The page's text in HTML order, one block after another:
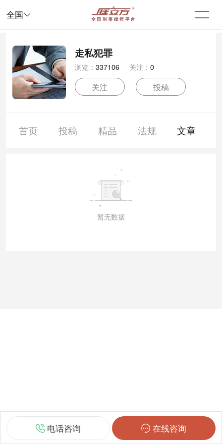
全国 
走私犯罪
浏览： 337106关注： 0
关注 投稿
首页 投稿 精品 法规 文章
暂无数据
电话咨询 在线咨询